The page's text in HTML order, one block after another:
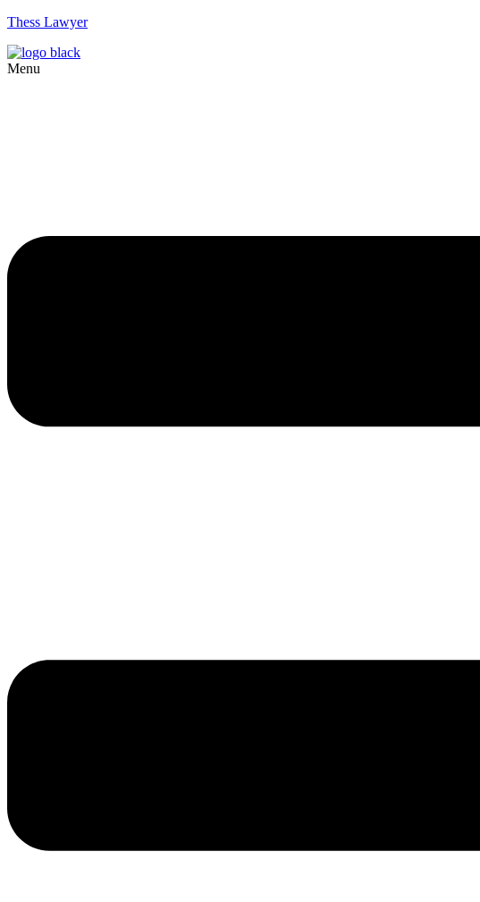
Thess Lawyer
Menu